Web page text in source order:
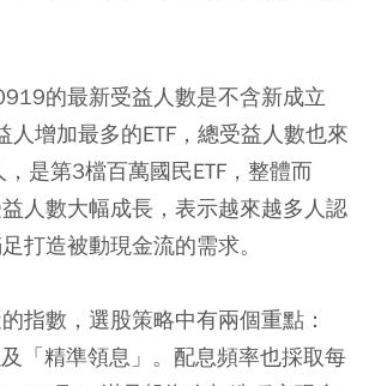
的最新受益人數是不含新成立
人增加最多的ETF，總受益人數也來
是第3檔百萬國民ETF，整體而
人數大幅成長，表示越來越多人認
打造被動現金流的需求。
指數，選股策略中有兩個重點：
及「精準領息」。配息頻率也採取每